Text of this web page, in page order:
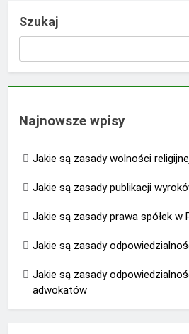
Szukaj
Najnowsze wpisy
Jakie są zasady wolności
Jakie są zasady publikacji
Jakie są zasady prawa spółek w
Jakie są zasady
Jakie są zasady
adwokatów